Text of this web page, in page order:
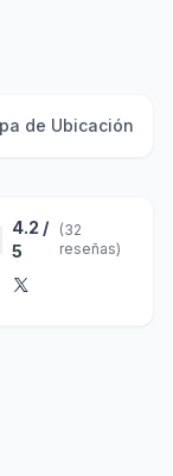
de Ubicación
4.2 /
5
(32
reseñas)